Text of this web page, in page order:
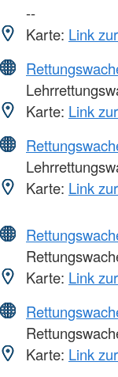
--
Karte: Link
Karte: Link
Karte: Link
Karte: Link
Karte: Link